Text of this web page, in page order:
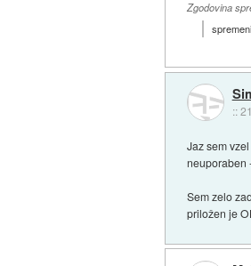
Zgodovina
::
Jaz sem
neuporaben
Sem zelo
priložen je